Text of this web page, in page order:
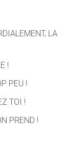
LA
!
PEU !
TOI !
PREND !